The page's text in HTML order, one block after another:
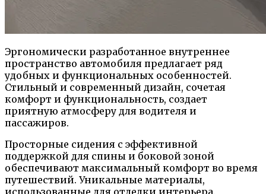
Эргономически разработанное внутреннее
пространство автомобиля предлагает ряд
удобных и функциональных особенностей.
Стильный и современный дизайн, сочетая
комфорт и функциональность, создает
приятную атмосферу для водителя и
пассажиров.
Просторные сидения с эффективной
поддержкой для спины и боковой зоной
обеспечивают максимальный комфорт во время
путешествий. Уникальные материалы,
использованные для отделки интерьера,